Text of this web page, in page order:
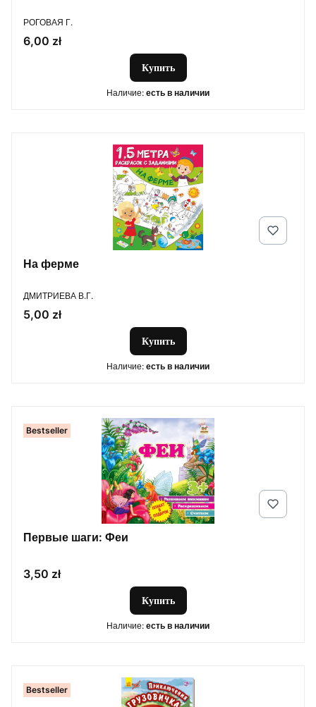
ПРОИЗВОДИТЕЛЬ
РОГОВАЯ Г.
Цена
6,00 zł
Купить
Наличие: есть в наличии
На ферме
ПРОИЗВОДИТЕЛЬ
ДМИТРИЕВА В.Г.
Цена
5,00 zł
Купить
Наличие: есть в наличии
Bestseller
Первые шаги: Феи
Цена
3,50 zł
Купить
Наличие: есть в наличии
Bestseller